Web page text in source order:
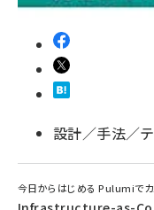
設計／手法／
今日からはじめる Pulumiでカ